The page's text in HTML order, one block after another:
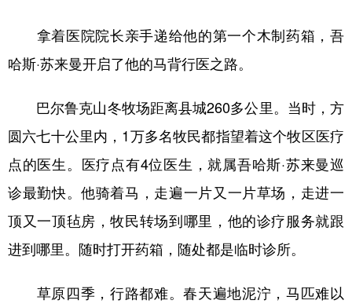
拿着医院院长亲手递给他的第一个木制药箱，吾
哈斯·苏来曼开启了他的马背行医之路。
巴尔鲁克山冬牧场距离县城260多公里。当时，方
圆六七十公里内，1万多名牧民都指望着这个牧区医疗
点的医生。医疗点有4位医生，就属吾哈斯·苏来曼巡
诊最勤快。他骑着马，走遍一片又一片草场，走进一
顶又一顶毡房，牧民转场到哪里，他的诊疗服务就跟
进到哪里。随时打开药箱，随处都是临时诊所。
草原四季，行路都难。春天遍地泥泞，马匹难以